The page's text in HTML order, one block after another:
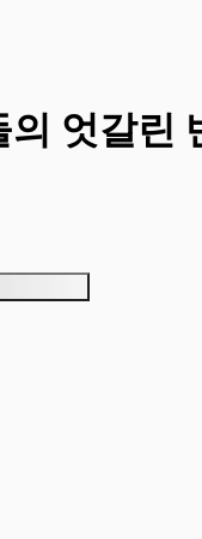
엇갈린